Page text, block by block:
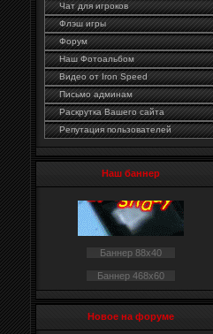
Чат для игроков
Флэш игры
Форум
Наш Фотоальбом
Видео от Iron Speed
Письмо админам
Раскрутка Вашего сайта
Репутация пользователей
Наш баннер
Баннер 88x40
Баннер 468x60
Новое на форуме